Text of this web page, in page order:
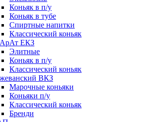
Коньяк в п/у
Коньяк в тубе
Спиртные напитки
Классический коньяк
ЕКЗ
Элитные
Коньяк в п/у
Классический коньяк
ВКЗ
Марочные коньяки
Коньяки п/у
Классический коньяк
Бренди